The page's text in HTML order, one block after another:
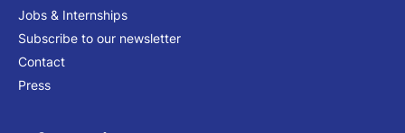
Jobs & Internships
Subscribe to our newsletter
Contact
Press